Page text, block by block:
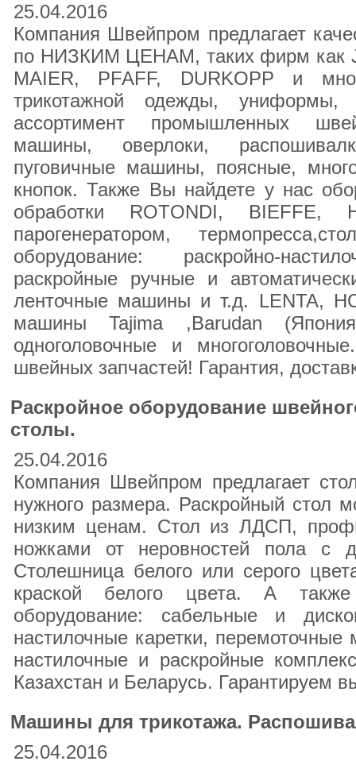
25.04.2016
Компания Швейпром предлагает
по НИЗКИМ ЦЕНАМ, таких фирм как
MAIER, PFAFF, DURKOPP и
трикотажной одежды,
ассортимент промышленных
машины, оверлоки,
пуговичные машины, поясные,
кнопок. Также Вы найдете у нас
обработки ROTONDI, BIEFFE,
парогенератором,
оборудование: раскройно-
раскройные ручные и
ленточные машины и т.д. LENTA,
машины Tajima ,Barudan
одноголовочные и
швейных запчастей! Гарантия,
Раскройное оборудование
столы.
25.04.2016
Компания Швейпром предлагает
нужного размера. Раскройный стол
низким ценам. Стол из ЛДСП,
ножками от неровностей пола с
Столешница белого или серого
краской белого цвета. А
оборудование: сабельные и
настилочные каретки,
настилочные и раскройные
Казахстан и Беларусь. Гарантируем
Машины для трикотажа.
25.04.2016